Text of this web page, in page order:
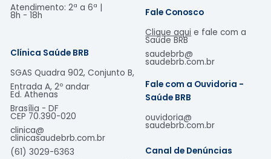
Atendimento: 2ª a 6ª |
8h - 18h​
Clínica Saúde BRB
SGAS Quadra 902, Conjunto B,
Entrada A, 2º andar
Ed. Athenas
Brasília - DF
CEP 70.390-020
clinica@
clinicasaudebrb.com.br
(61) 3029-6363
Fale Conosco
Clique aqui e fale com a
Saúde BRB
saudebrb@
saudebrb.com.br
Fale com a Ouvidoria -
Saúde BRB
ouvidoria@
saudebrb.com.br
Canal de Denúncias